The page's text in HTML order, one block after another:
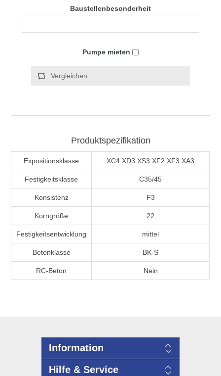
Baustellenbesonderheit
Pumpe mieten
Vergleichen
Produktspezifikation
Expositionsklasse XC4 XD3 XS3 XF2 XF3 XA3
Festigkeitsklasse C35/45
Konsistenz F3
Korngröße 22
Festigkeitsentwicklung mittel
Betonklasse BK-S
RC-Beton Nein
Information
Hilfe & Service